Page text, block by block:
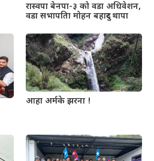
रास्वपा बेनपा-३ को वडा अधिवेशन,
वडा सभापतिा मोहन बहादुर थापा
आहा अर्मके झरना !